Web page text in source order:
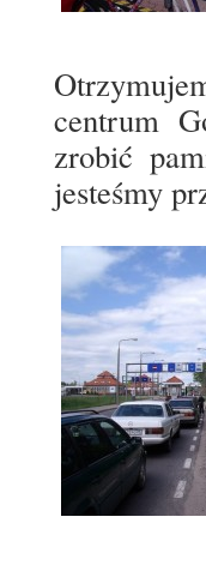
centrum
zrobić
jesteśmy